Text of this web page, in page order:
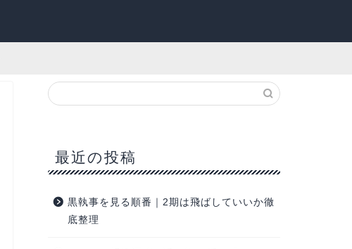
最近の投稿
黒執事を見る順番｜2期は飛ばしていいか徹
底整理